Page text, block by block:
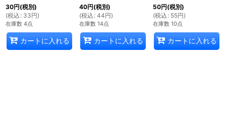
30円(税別)
(税込 : 33円)
在庫数 4点
カートに入れる
40円(税別)
(税込 : 44円)
在庫数 14点
カートに入れる
50円(税別)
(税込 : 55円)
在庫数 10点
カートに入れる